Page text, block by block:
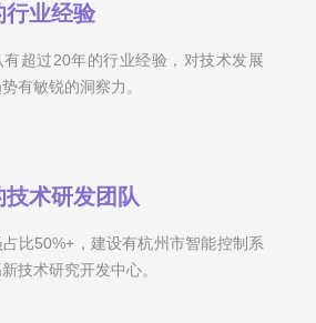
行业经验
有超过20年的行业经验，对技术发展
有敏锐的洞察力 。
技术研发团队
比50%+， 建设有杭州市智能控制系
技术研究开发中心。